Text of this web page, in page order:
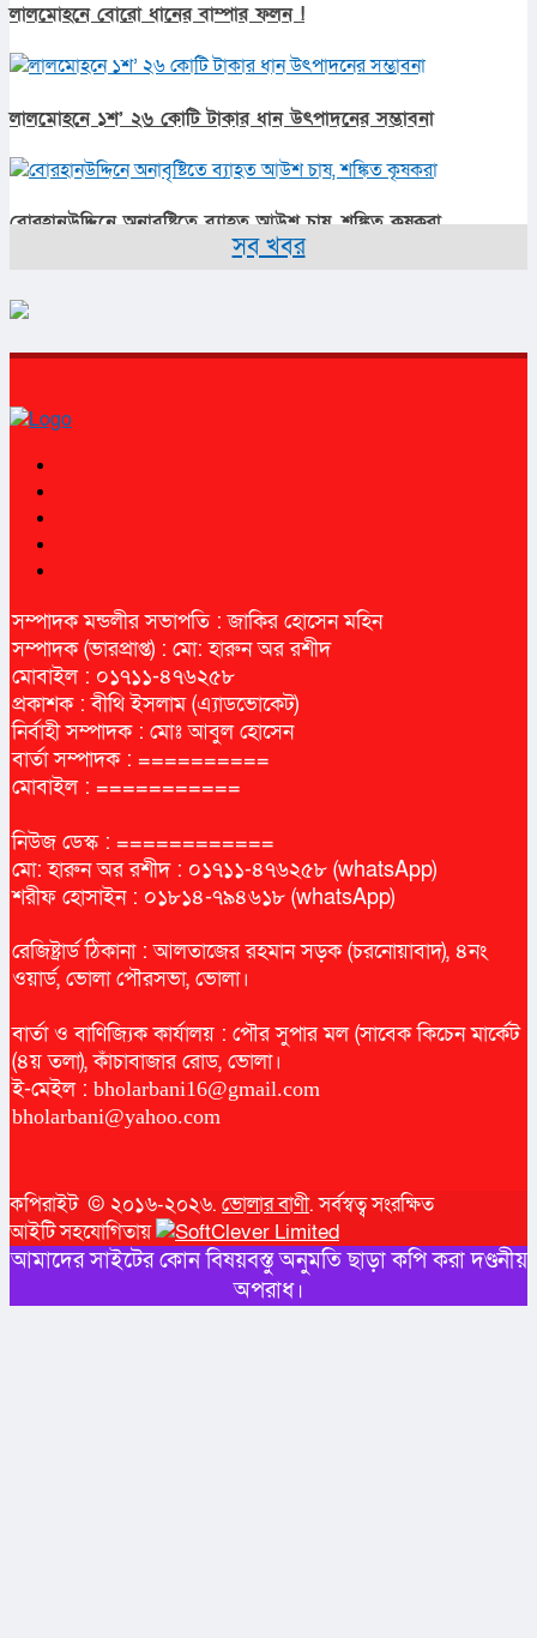
লালমোহনে বোরো ধানের বাম্পার ফলন !
লালমোহনে ১শ’ ২৬ কোটি টাকার ধান উৎপাদনের সম্ভাবনা
বোরহানউদ্দিনে অনাবৃষ্টিতে ব্যাহত আউশ চাষ, শঙ্কিত কৃষকরা
সব খবর
সম্পাদক মন্ডলীর সভাপতি : জাকির হোসেন মহিন
সম্পাদক (ভারপ্রাপ্ত) : মো: হারুন অর রশীদ
মোবাইল : ০১৭১১-৪৭৬২৫৮
প্রকাশক : বীথি ইসলাম (এ্যাডভোকেট)
নির্বাহী সম্পাদক : মোঃ আবুল হোসেন
বার্তা সম্পাদক : ==========
মোবাইল : ===========
নিউজ ডেস্ক : ============
মো: হারুন অর রশীদ : ০১৭১১-৪৭৬২৫৮ (whatsApp)
শরীফ হোসাইন : ০১৮১৪-৭৯৪৬১৮ (whatsApp)
রেজিষ্ট্রার্ড ঠিকানা : আলতাজের রহমান সড়ক (চরনোয়াবাদ), ৪নং
ওয়ার্ড, ভোলা পৌরসভা, ভোলা।
বার্তা ও বাণিজ্যিক কার্যালয় : পৌর সুপার মল (সাবেক কিচেন মার্কেট
(৪য় তলা), কাঁচাবাজার রোড, ভোলা।
ই-মেইল : bholarbani16@gmail.com
bholarbani@yahoo.com
কপিরাইট © ২০১৬-২০২৬. ভোলার বাণী. সর্বস্বত্ব সংরক্ষিত
আইটি সহযোগিতায়
আমাদের সাইটের কোন বিষয়বস্তু অনুমতি ছাড়া কপি করা দণ্ডনীয়
অপরাধ।